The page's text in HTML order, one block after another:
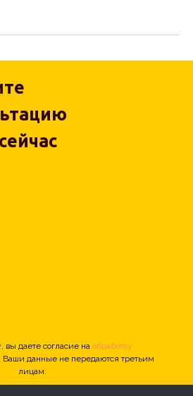
вы даете согласие на обработку
. Ваши данные не передаются третьим
лицам.